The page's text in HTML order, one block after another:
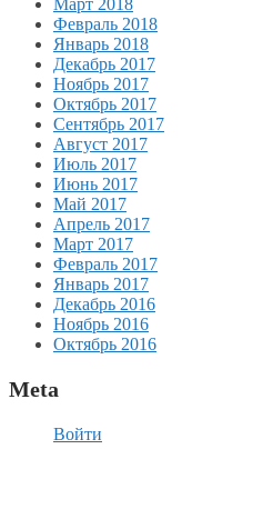
Март 2018
Февраль 2018
Январь 2018
Декабрь 2017
Ноябрь 2017
Октябрь 2017
Сентябрь 2017
Август 2017
Июль 2017
Июнь 2017
Май 2017
Апрель 2017
Март 2017
Февраль 2017
Январь 2017
Декабрь 2016
Ноябрь 2016
Октябрь 2016
Meta
Войти